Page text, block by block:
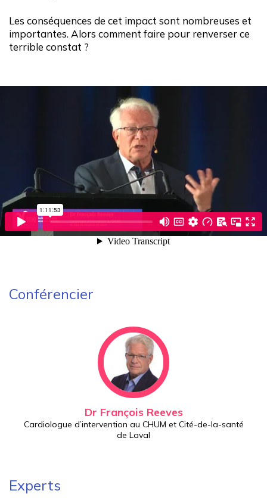
Les conséquences de cet impact sont nombreuses et
importantes. Alors comment faire pour renverser ce
terrible constat ?
Conférencier
Dr François Reeves
Cardiologue d’intervention au CHUM et Cité-de-la-santé
de Laval
Experts